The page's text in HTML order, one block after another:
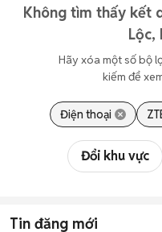
Không tìm thấy kết
Lộc,
Hãy xóa một số bộ
kiếm để
Điện thoại
Đổi khu vực
Tin đăng mới